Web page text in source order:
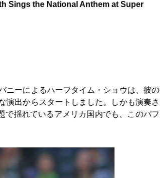
Sings the National Anthem at Super
ニーによるハーフタイム・ショウは、彼の
演出からスタートしました。しかも演奏さ
揺れているアメリカ国内でも、このパフ